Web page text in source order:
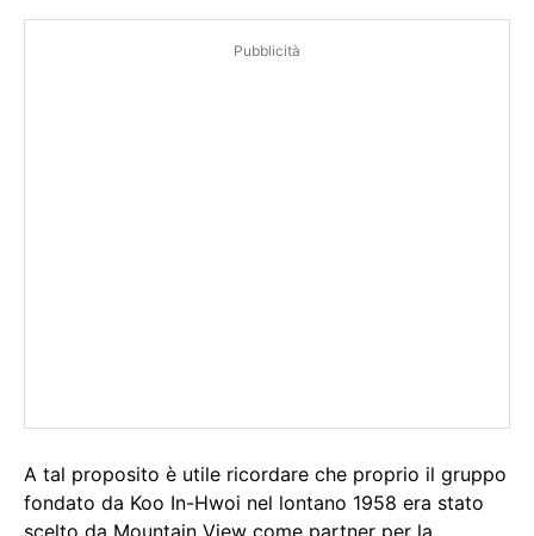
Pubblicità
A tal proposito è utile ricordare che proprio il gruppo
fondato da Koo In-Hwoi nel lontano 1958 era stato